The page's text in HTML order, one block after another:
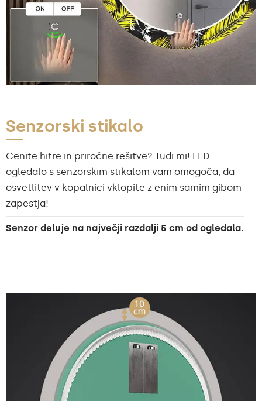
Senzorski stikalo
Cenite hitre in priročne rešitve? Tudi mi! LED
ogledalo s senzorskim stikalom vam omogoča, da
osvetlitev v kopalnici vklopite z enim samim gibom
zapestja!
Senzor deluje na največji razdalji 5 cm od ogledala.